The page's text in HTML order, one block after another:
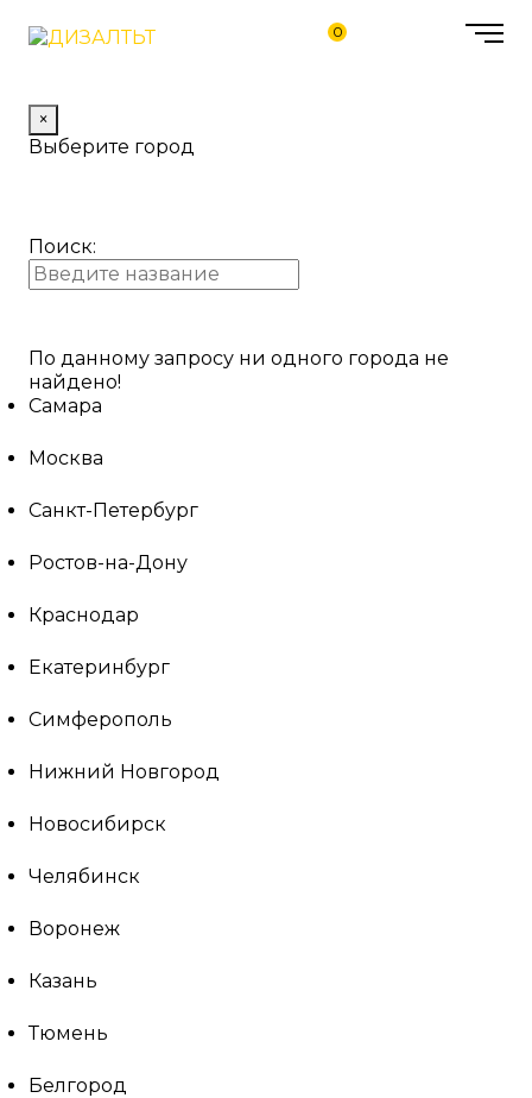
0
×
Выберите город
Поиск:
По данному запросу ни одного города не
найдено!
Самара
Москва
Санкт-Петербург
Ростов-на-Дону
Краснодар
Екатеринбург
Симферополь
Нижний Новгород
Новосибирск
Челябинск
Воронеж
Казань
Тюмень
Белгород